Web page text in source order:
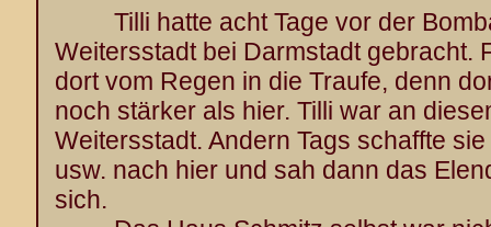
Tilli hatte acht Tage vor der
Weitersstadt bei Darmstadt gebracht.
dort vom Regen in die Traufe, denn
noch stärker als hier. Tilli war an
Weitersstadt. Andern Tags schaffte
usw. nach hier und sah dann das
sich.